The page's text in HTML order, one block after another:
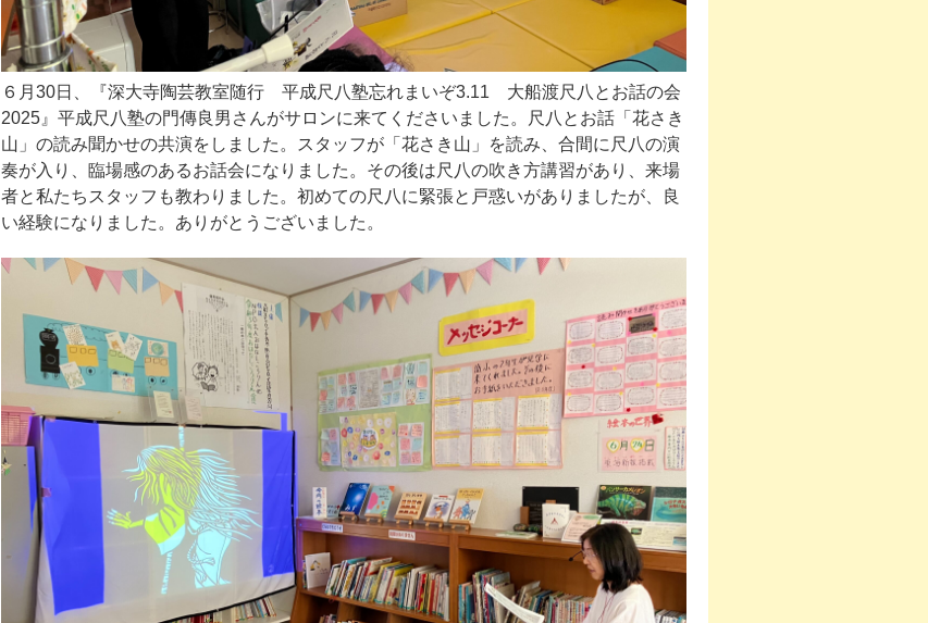
６月30日、『深大寺陶芸教室随行 平成尺八塾忘れまいぞ3.11 大船渡尺八とお話の会
2025』平成尺八塾の門傳良男さんがサロンに来てくださいました。尺八とお話「花さき
山」の読み聞かせの共演をしました。スタッフが「花さき山」を読み、合間に尺八の演
奏が入り、臨場感のあるお話会になりました。その後は尺八の吹き方講習があり、来場
者と私たちスタッフも教わりました。初めての尺八に緊張と戸惑いがありましたが、良
い経験になりました。ありがとうございました。